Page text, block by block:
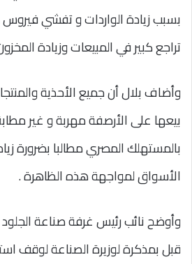
بسبب زيادة الواردات و تفشي
تراجع كبير في المبيعات وزيادة
وأضاف بلال أن جميع الأحذية
بيعها على الأرصفة مهربة و غير
بالمستهلك المصري مطالبا بضرورة
الأسواق لمواجهة هذه الظاهرة .
وأوضح نائب رئيس غرفة صناعة
قبل بمذكرة لوزيرة الصناعة لوقف